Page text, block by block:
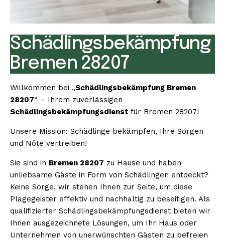
Schädlingsbekämpfung
Bremen 28207
Willkommen bei „Schädlingsbekämpfung Bremen
28207“ – Ihrem zuverlässigen
Schädlingsbekämpfungsdienst für Bremen 28207!
Unsere Mission: Schädlinge bekämpfen, Ihre Sorgen
und Nöte vertreiben!
Sie sind in Bremen 28207 zu Hause und haben
unliebsame Gäste in Form von Schädlingen entdeckt?
Keine Sorge, wir stehen Ihnen zur Seite, um diese
Plagegeister effektiv und nachhaltig zu beseitigen. Als
qualifizierter Schädlingsbekämpfungsdienst bieten wir
Ihnen ausgezeichnete Lösungen, um Ihr Haus oder
Unternehmen von unerwünschten Gästen zu befreien